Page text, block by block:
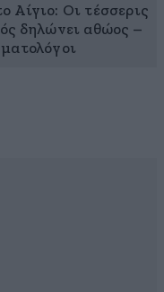
Αίγιο: Οι τέσσερις
δηλώνει αθώος –